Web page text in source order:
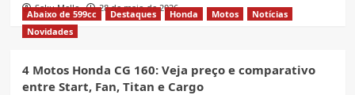
Seku Mello 28 de maio de 2026
Abaixo de 599cc Destaques Honda Motos
Notícias
Novidades
4 Motos Honda CG 160: Veja preço e comparativo
entre Start, Fan, Titan e Cargo